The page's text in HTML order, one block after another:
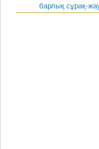
барлық сұрақ-